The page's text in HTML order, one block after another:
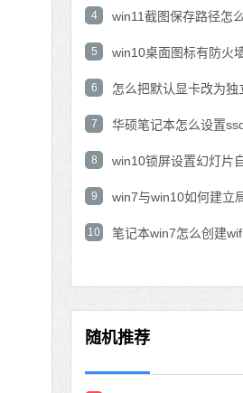
4
5
6
7
8
9
10
随机推荐